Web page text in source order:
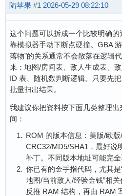
陆苹果 #1 2026-05-29 08:22:10
这个问题可以拆成一个比较明确
靠模拟器手动下断点硬撞。GBA
落物”的关系通常不会散落在逻辑
来：地图/房间表、敌人生成表、
ID 表、随机数判断逻辑。只要先
批量扫出结果。
我建议你把资料按下面几类整理
间：
ROM 的版本信息：美版/欧版/
CRC32/MD5/SHA1，最好说
补丁。不同版本地址可能完全
你已有的金手指代码，尤其
地图/当前敌人/经验金钱”相
反推 RAM 结构，再由 RAM